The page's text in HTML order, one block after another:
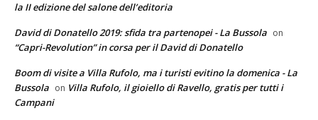
la II edizione del salone dell’editoria
David di Donatello 2019: sfida tra partenopei - La Bussola on
“Capri-Revolution” in corsa per il David di Donatello
Boom di visite a Villa Rufolo, ma i turisti evitino la domenica - La
Bussola on Villa Rufolo, il gioiello di Ravello, gratis per tutti i
Campani